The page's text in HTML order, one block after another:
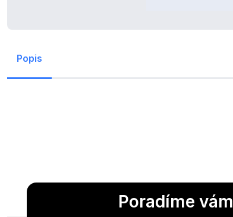
Popis
Poradíme vám